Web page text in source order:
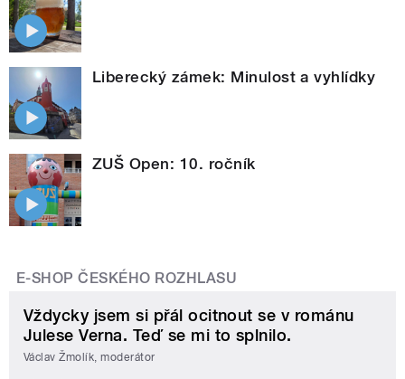
Liberecký zámek: Minulost a vyhlídky
ZUŠ Open: 10. ročník
E-SHOP ČESKÉHO ROZHLASU
Vždycky jsem si přál ocitnout se v románu
Julese Verna. Teď se mi to splnilo.
Václav Žmolík, moderátor